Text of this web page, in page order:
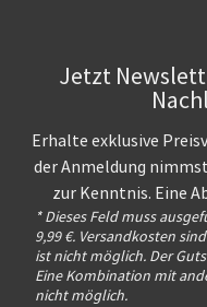
Jetzt
Erhalte exklusive
der Anmeldung
zur Kenntnis. Eine
* Dieses Feld muss
9,99 €. Versandkosten
ist nicht möglich. Der
Eine Kombination mit
nicht möglich.